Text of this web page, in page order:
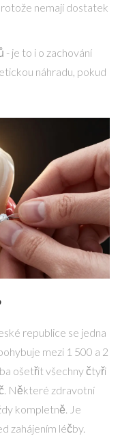
nemají dostatek
- je to i o zachování
náhradu, pokud
republice se jedna
mezi 1 500 a 2
ošetřit všechny čtyři
Některé zdravotní
kompletně. Je
zahájením léčby.